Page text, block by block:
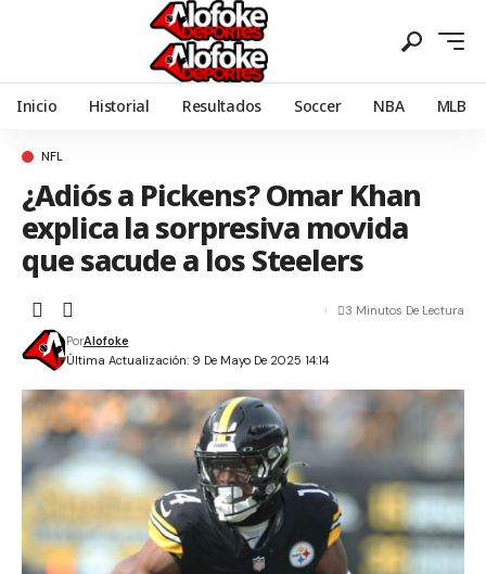
Inicio Historial Resultados Soccer NBA MLB
NFL
¿Adiós a Pickens? Omar Khan
explica la sorpresiva movida
que sacude a los Steelers
Última Actualización: 9 De Mayo De 2025 14:14
PorAlofoke
3 Minutos De Lectura